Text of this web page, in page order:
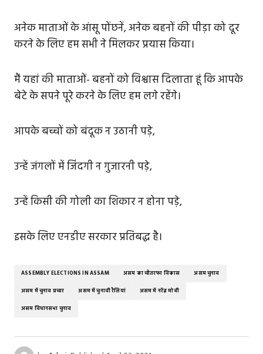
अनेक माताओं के आंसू पोंछनें, अनेक बहनों की पीड़ा को दूर
करने के लिए हम सभी ने मिलकर प्रयास किया।
मैं यहां की माताओं- बहनों को विश्वास दिलाता हूं कि आपके
बेटे के सपने पूरे करने के लिए हम लगे रहेंगे।
आपके बच्चों को बंदूक न उठानी पड़े,
उन्हें जंगलों में जिंदगी न गुजारनी पड़े,
उन्हें किसी की गोली का शिकार न होना पड़े,
इसके लिए एनडीए सरकार प्रतिबद्ध है।
ASSEMBLY ELECTIONS IN ASSAM असम का चौतरफा विकास असम चुनाव
असम में चुनाव प्रचार असम में चुनावी रैलियां असम में नरेंद्र मोदी
असम विधानसभा चुनाव